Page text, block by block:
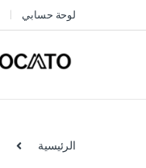
لوحة حسابي
الرئيسية